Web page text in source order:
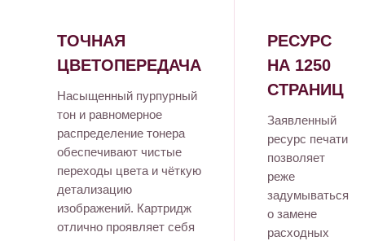
ТОЧНАЯ
ЦВЕТОПЕРЕДАЧА
Насыщенный пурпурный
тон и равномерное
распределение тонера
обеспечивают чистые
переходы цвета и чёткую
детализацию
изображений. Картридж
отлично проявляет себя
РЕСУРС
НА 1250
СТРАНИЦ
Заявленный
ресурс печати
позволяет
реже
задумываться
о замене
расходных